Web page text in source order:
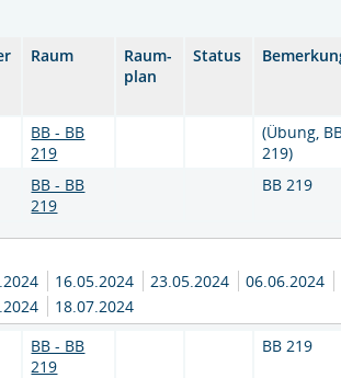
Raum
Raum-
plan
Status
BB - BB
219
(Übung,
219)
BB - BB
219
BB 219
16.05.2024 23.05.2024 06.06.2024
18.07.2024
BB - BB
219
BB 219